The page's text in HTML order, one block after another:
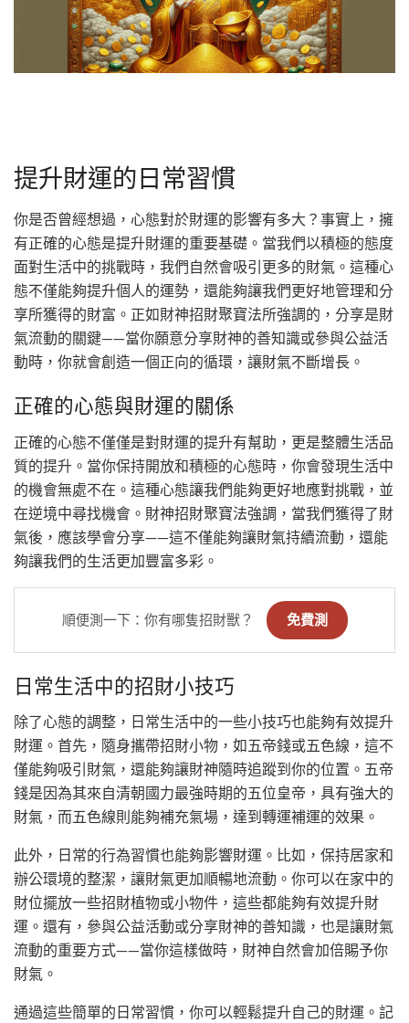
提升財運的日常習慣
你是否曾經想過，心態對於財運的影響有多大？事實上，擁
有正確的心態是提升財運的重要基礎。當我們以積極的態度
面對生活中的挑戰時，我們自然會吸引更多的財氣。這種心
態不僅能夠提升個人的運勢，還能夠讓我們更好地管理和分
享所獲得的財富。正如財神招財聚寶法所強調的，分享是財
氣流動的關鍵——當你願意分享財神的善知識或參與公益活
動時，你就會創造一個正向的循環，讓財氣不斷增長。
正確的心態與財運的關係
正確的心態不僅僅是對財運的提升有幫助，更是整體生活品
質的提升。當你保持開放和積極的心態時，你會發現生活中
的機會無處不在。這種心態讓我們能夠更好地應對挑戰，並
在逆境中尋找機會。財神招財聚寶法強調，當我們獲得了財
氣後，應該學會分享——這不僅能夠讓財氣持續流動，還能
夠讓我們的生活更加豐富多彩。
順便測一下：你有哪隻招財獸？ 免費測
日常生活中的招財小技巧
除了心態的調整，日常生活中的一些小技巧也能夠有效提升
財運。首先，隨身攜帶招財小物，如五帝錢或五色線，這不
僅能夠吸引財氣，還能夠讓財神隨時追蹤到你的位置。五帝
錢是因為其來自清朝國力最強時期的五位皇帝，具有強大的
財氣，而五色線則能夠補充氣場，達到轉運補運的效果。
此外，日常的行為習慣也能夠影響財運。比如，保持居家和
辦公環境的整潔，讓財氣更加順暢地流動。你可以在家中的
財位擺放一些招財植物或小物件，這些都能夠有效提升財
運。還有，參與公益活動或分享財神的善知識，也是讓財氣
流動的重要方式——當你這樣做時，財神自然會加倍賜予你
財氣。
通過這些簡單的日常習慣，你可以輕鬆提升自己的財運。記